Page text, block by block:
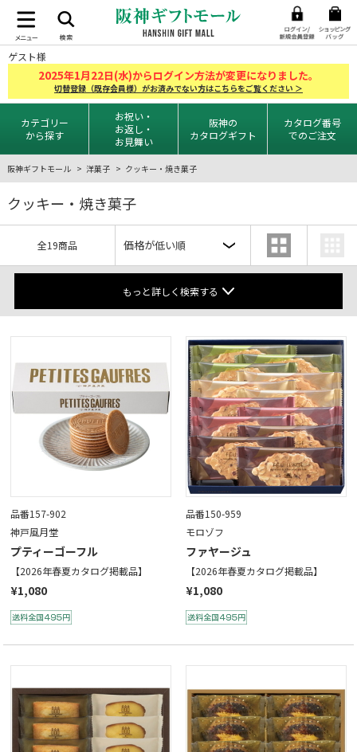
ゲスト様
2025年1月22日(水)からログイン方法が変更になりました。
切替登録（既存会員様）がお済みでない方はこちらをご覧ください ＞
カテゴリー
から探す
お祝い・
お返し・
お見舞い
阪神の
カタログギフト
カタログ番号
でのご注文
阪神ギフトモール 洋菓子 クッキー・焼き菓子
クッキー・焼き菓子
全19商品
もっと詳しく検索する
品番157-902
神戸風月堂
プティーゴーフル
【2026年春夏カタログ掲載品】
¥1,080
品番150-959
モロゾフ
ファヤージュ
【2026年春夏カタログ掲載品】
¥1,080